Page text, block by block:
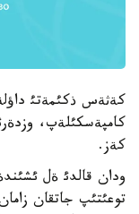
كةثةس ذكئمةتئ
كامپةسكئلةپ،
كةز.
ودان قالدئ ةل
توعئتئپ جاتقان